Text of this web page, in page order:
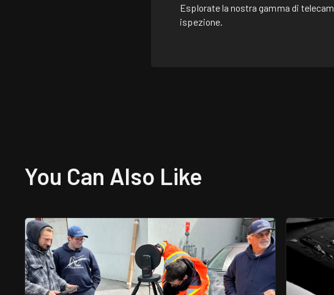
Esplorate la nostra gamma di
ispezione.
You Can Also Like